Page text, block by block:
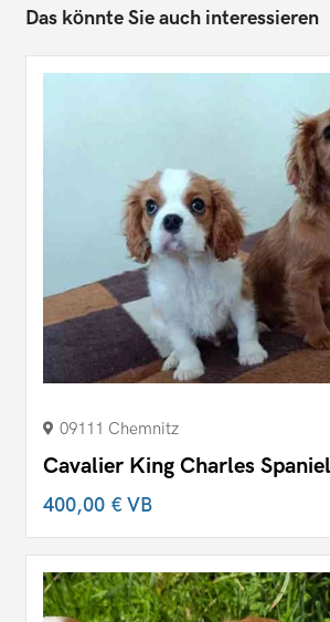
Das könnte Sie auch interessieren
09111 Chemnitz
Cavalier King Charles
400,00 €VB